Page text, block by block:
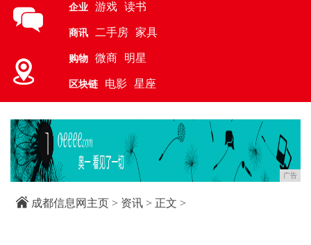
企业 游戏 读书
商讯 二手房 家具
购物 微商 明星
区块链 电影 星座
广告
成都信息网主页 > 资讯 > 正文 >